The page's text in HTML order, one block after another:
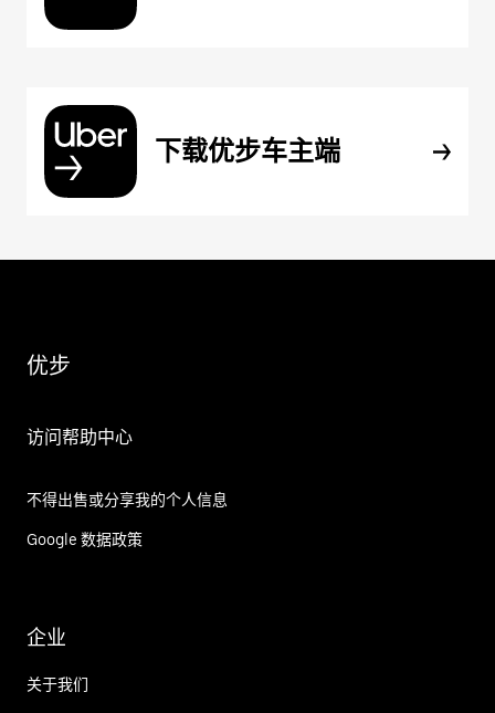
下载优步车主端
优步
访问帮助中心
不得出售或分享我的个人信息
Google 数据政策
企业
关于我们